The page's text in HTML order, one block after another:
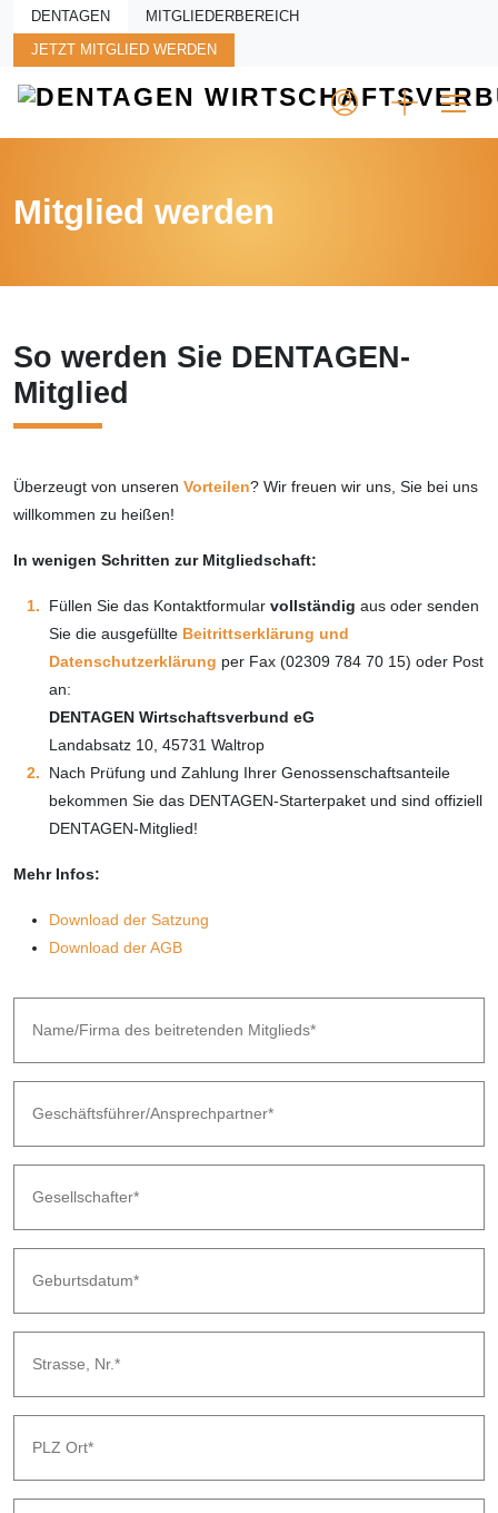
Skip to main content
DENTAGEN MITGLIEDERBEREICH
JETZT MITGLIED WERDEN
Mitglied werden
So werden Sie DENTAGEN-
Mitglied
Überzeugt von unseren Vorteilen? Wir freuen wir uns, Sie bei uns
willkommen zu heißen!
In wenigen Schritten zur Mitgliedschaft:
Füllen Sie das Kontaktformular vollständig aus oder senden
Sie die ausgefüllte Beitrittserklärung und
Datenschutzerklärung per Fax (02309 784 70 15) oder Post
an:
DENTAGEN Wirtschaftsverbund eG
Landabsatz 10, 45731 Waltrop
Nach Prüfung und Zahlung Ihrer Genossenschaftsanteile
bekommen Sie das DENTAGEN-Starterpaket und sind offiziell
DENTAGEN-Mitglied!
Mehr Infos:
Download der Satzung
Download der AGB